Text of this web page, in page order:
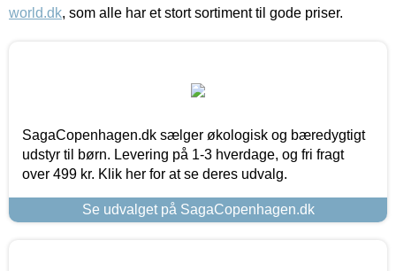
world.dk, som alle har et stort sortiment til gode priser.
SagaCopenhagen.dk sælger økologisk og bæredygtigt
udstyr til børn. Levering på 1-3 hverdage, og fri fragt
over 499 kr. Klik her for at se deres udvalg.
Se udvalget på SagaCopenhagen.dk